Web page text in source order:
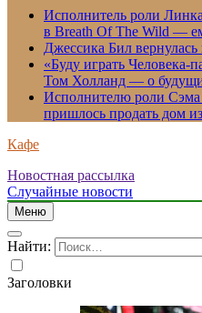
Исполнитель роли
в Breath Of The Wild —
Джессика Бил
«Буду играть Человека-
Том Холланд — о
Исполнителю роли Сэма
пришлось продать дом
Кафе
Новостная рассылка
Случайные новости
Меню
Найти:
Заголовки